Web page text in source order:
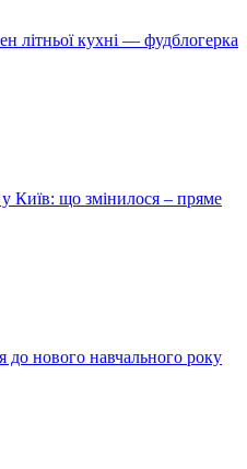
літньої кухні — фудблогерка
Київ: що змінилося – пряме
до нового навчального року